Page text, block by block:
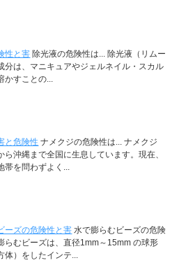
性と害 除光液の危険性は... 除光液（リムー
分は、マニキュアやジェルネイル・スカル
かすことの...
と危険性 ナメクジの危険性は... ナメクジ
ら沖縄まで全国に生息しています。現在、
帯を問わずよく...
ーズの危険性と害 水で膨らむビーズの危険
らむビーズは、直径1mm～15mm の球形
体）をしたインテ...